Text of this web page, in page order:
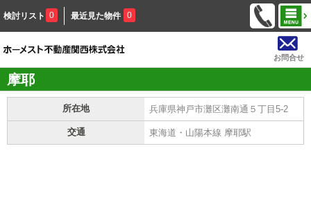
検討リスト 0 最近見た物件 0
お問合せ
摩耶
所在地 兵庫県神戸市灘区灘南通５丁目5-2
交通 東海道・山陽本線 摩耶駅